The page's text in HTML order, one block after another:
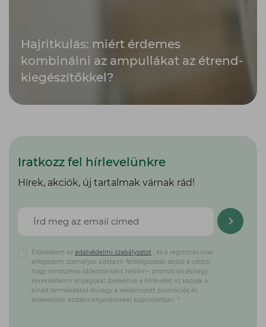
Hajritkulás: miért érdemes
kombinálni az ampullákat az étrend-
kiegészítőkkel?
Iratkozz fel hírlevelünkre
Hírek, akciók, új tartalmak várnak rád!
Elolvastam az adatvédelmi szabályzatot , és a regisztrációval
elfogadom személyes adataim feldolgozását abból a célból,
hogy rendszeres időközönként reklám-, promóciós és/vagy
kereskedelmi anyagokat (beleértve a hírlevelet is) kapjak a
kínált termékekkel és/vagy a reklámozott promóciós és
értékesítési kezdeményezésekkel kapcsolatban. *